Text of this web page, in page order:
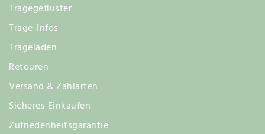
Tragegeflüster
Trage-Infos
Trageladen
Retouren
Versand & Zahlarten
Sicheres Einkaufen
Zufriedenheitsgarantie